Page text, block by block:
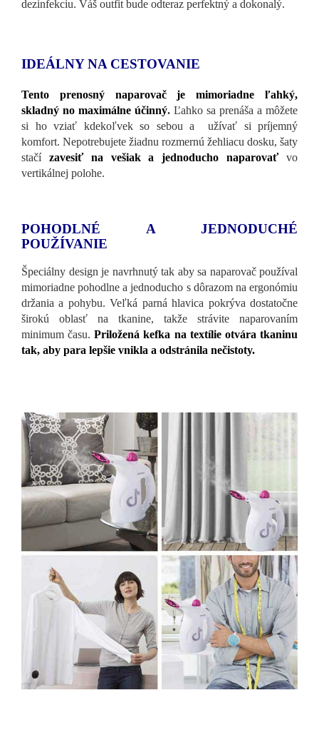
dezinfekciu. Váš outfit bude odteraz perfektný a dokonalý.
IDEÁLNY NA CESTOVANIE
Tento prenosný naparovač je mimoriadne ľahký,
skladný no maximálne účinný. Ľahko sa prenáša a môžete
si ho vziať kdekoľvek so sebou a užívať si príjemný
komfort. Nepotrebujete žiadnu rozmernú žehliacu dosku, šaty
stačí zavesiť na vešiak a jednoducho naparovaťvo
vertikálnej polohe.
POHODLNÉ A JEDNODUCHÉ
POUŽÍVANIE
Špeciálny design je navrhnutý tak aby sa naparovač používal
mimoriadne pohodlne a jednoducho s dôrazom na ergonómiu
držania a pohybu. Veľká parná hlavica pokrýva dostatočne
širokú oblasť na tkanine, takže strávite naparovaním
minimum času.Priložená kefka na textílie otvára tkaninu
tak, aby para lepšie vnikla a odstránila nečistoty.